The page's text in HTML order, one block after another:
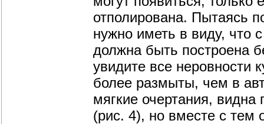
отполирована. Пытаясь
нужно иметь в виду, что
должна быть построена
увидите все неровности
более размыты, чем в
мягкие очертания, видна
(рис. 4), но вместе с тем